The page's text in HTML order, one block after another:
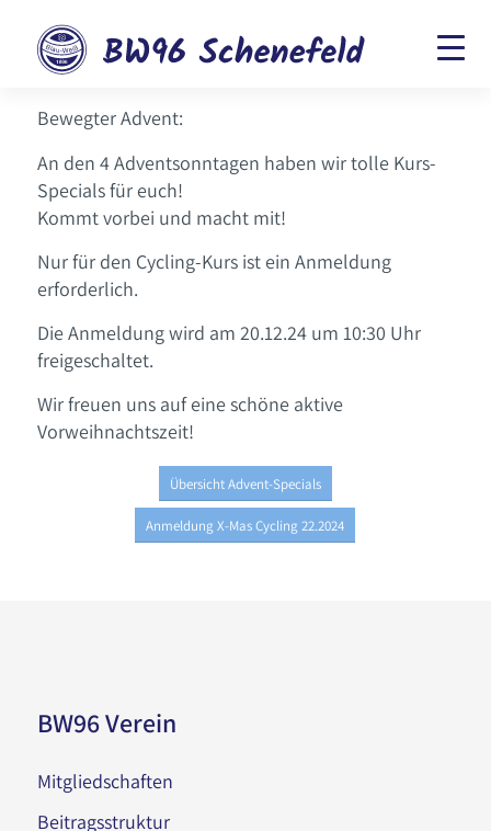
Bewegter Advent:
An den 4 Adventsonntagen haben wir tolle Kurs-
Specials für euch!
Kommt vorbei und macht mit!
Nur für den Cycling-Kurs ist ein Anmeldung
erforderlich.
Die Anmeldung wird am 20.12.24 um 10:30 Uhr
freigeschaltet.
Wir freuen uns auf eine schöne aktive
Vorweihnachtszeit!
Übersicht Advent-Specials
Anmeldung X-Mas Cycling 22.2024
BW96 Verein
Mitgliedschaften
Beitragsstruktur